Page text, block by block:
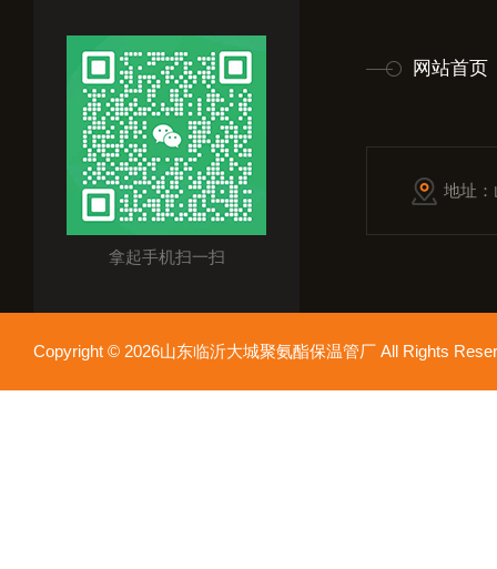
拿起手机扫一扫
网站首页
地址
Copyright © 2026山东临沂大城聚氨酯保温管厂 All Rights